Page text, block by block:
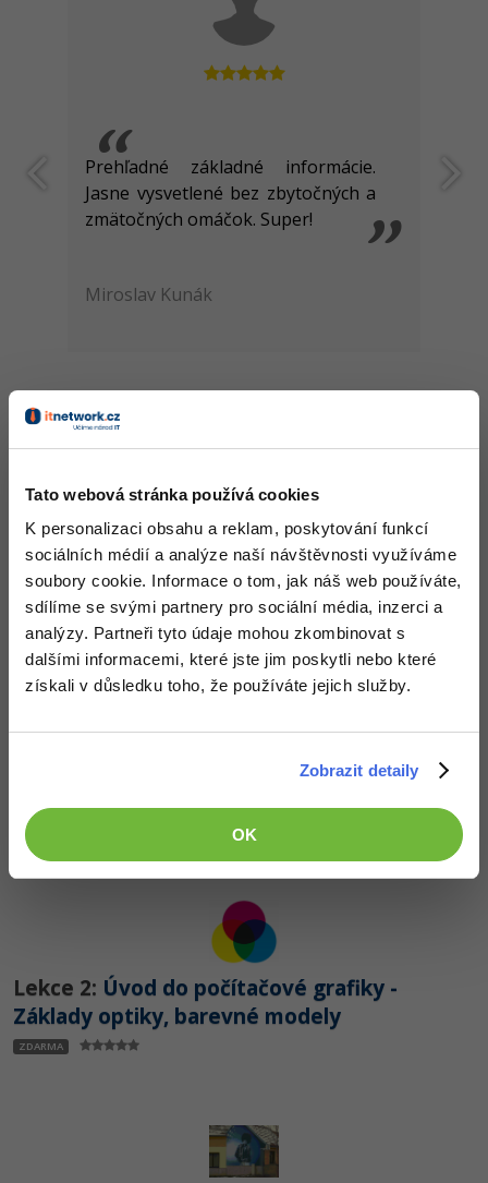
Tato webová stránka používá cookies
K personalizaci obsahu a reklam, poskytování funkcí
sociálních médií a analýze naší návštěvnosti využíváme
soubory cookie. Informace o tom, jak náš web používáte,
sdílíme se svými partnery pro sociální média, inzerci a
analýzy. Partneři tyto údaje mohou zkombinovat s
dalšími informacemi, které jste jim poskytli nebo které
získali v důsledku toho, že používáte jejich služby.
Zobrazit detaily
OK
Prehľadné základné informácie.
Jasne vysvetlené bez zbytočných a
zmätočných omáčok. Super!
Miroslav Kunák
Lekce
Začít kurz zdarma
Úvod do počítačové grafiky - Rastr
ZDARMA
Lekce 2: Úvod do počítačové grafiky -
Základy optiky, barevné modely
ZDARMA